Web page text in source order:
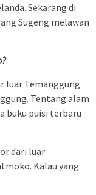
Sekarang di
Sugeng melawan
luar Temanggung
Tentang alam
buku puisi terbaru
dari luar
Kalau yang